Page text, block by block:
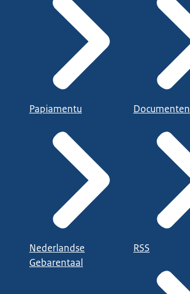
Papiamentu
Nederlandse
Gebarentaal
Documenten
RSS